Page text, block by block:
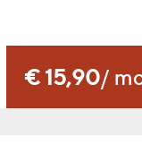
€ 15,90/